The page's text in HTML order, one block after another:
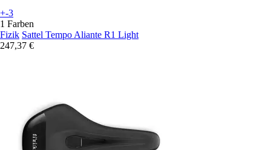
+-3
1 Farben
Fizik Sattel Tempo Aliante R1 Light
247,37 €